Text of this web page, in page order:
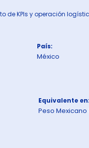
de KPIs y operación
País:
México
Equivalente en:
Peso Mexicano